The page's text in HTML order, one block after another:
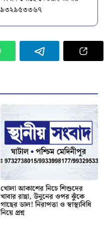
৯৯৩২৯৫৩৩৬৭
খোলা আকাশের নিচে শিশুদের
খাবার রান্না, উনুনের ওপর ঝুঁকে
গাছের ডাল! নিরাপত্তা ও স্বাস্থ্যবিধি
নিয়ে প্রশ্ন